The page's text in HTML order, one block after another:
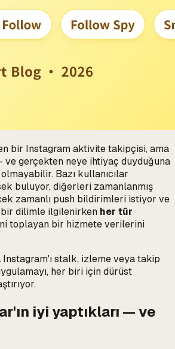
bir Instagram aktivite takipçisi, ama
gerçekten neye ihtiyaç duyduğuna
Bazı kullanıcılar
buluyor, diğerleri zamanlanmış
zamanlı push bildirimleri istiyor ve
dilimle ilgilenirken her tür
toplayan bir hizmete verilerini
stalk, izleme veya takip
her biri için dürüst
iyi yaptıkları — ve